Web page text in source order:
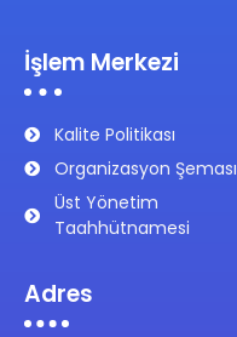
İşlem Merkezi
Kalite Politikası
Organizasyon Şeması
Üst Yönetim
Taahhütnamesi
Adres